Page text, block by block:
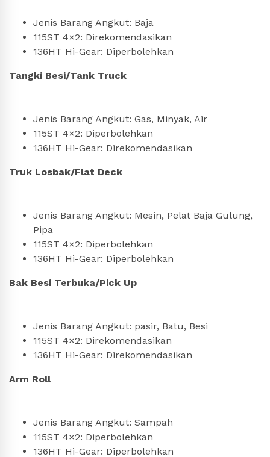
Jenis Barang Angkut: Baja
115ST 4×2: Direkomendasikan
136HT Hi-Gear: Diperbolehkan
Tangki Besi/Tank Truck
Jenis Barang Angkut: Gas, Minyak, Air
115ST 4×2: Diperbolehkan
136HT Hi-Gear: Direkomendasikan
Truk Losbak/Flat Deck
Jenis Barang Angkut: Mesin, Pelat Baja Gulung,
Pipa
115ST 4×2: Diperbolehkan
136HT Hi-Gear: Diperbolehkan
Bak Besi Terbuka/Pick Up
Jenis Barang Angkut: pasir, Batu, Besi
115ST 4×2: Direkomendasikan
136HT Hi-Gear: Direkomendasikan
Arm Roll
Jenis Barang Angkut: Sampah
115ST 4×2: Diperbolehkan
136HT Hi-Gear: Diperbolehkan